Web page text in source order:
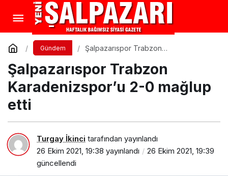
Gündem
Şalpazarıspor Trabzon
Şalpazarıspor Trabzon
Karadenizspor’u 2-0 mağlup
etti
Turgay İkinci tarafından yayınlandı
26 Ekim 2021, 19:38 yayınlandı
26 Ekim 2021, 19:39
güncellendi